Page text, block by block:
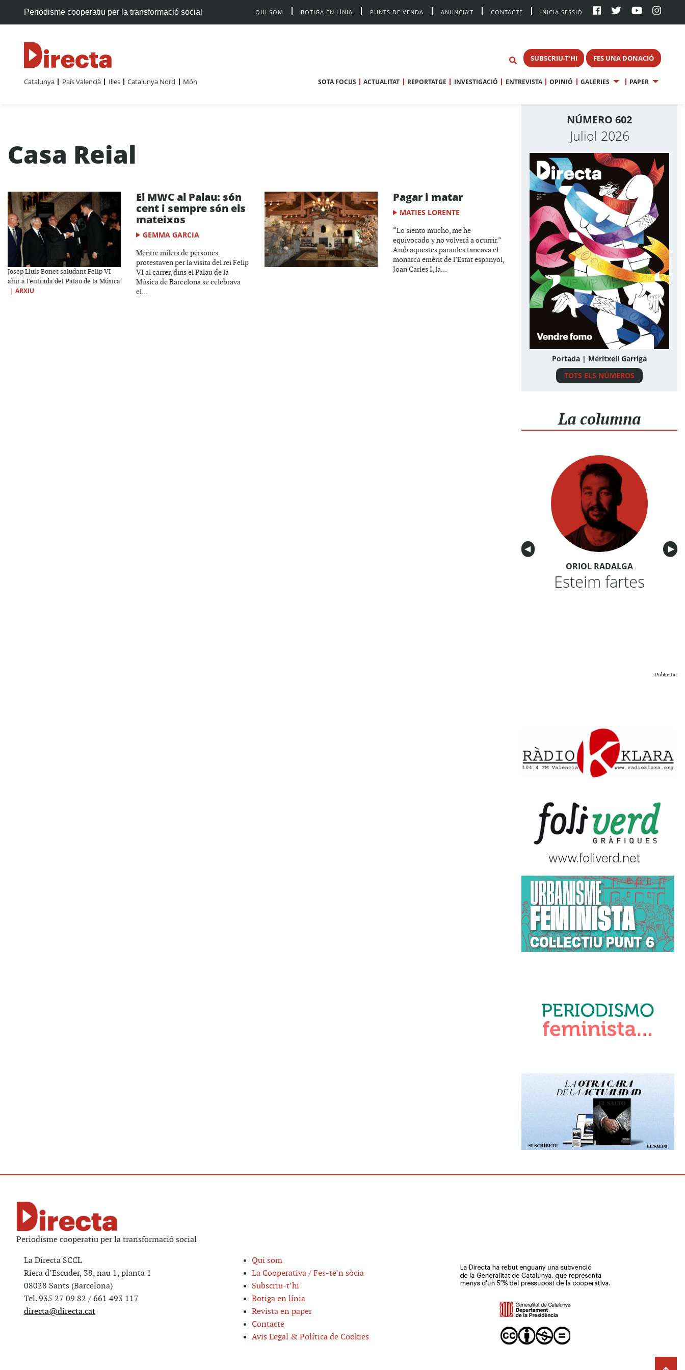
Periodisme cooperatiu per la transformació social QUI SOM BOTIGA EN LÍNIA PUNTS DE VENDA ANUNCIA’T CONTACTE INICIA SESSIÓ
SUBSCRIU-T'HI FES UNA DONACIÓ
Catalunya País Valencià Illes Catalunya Nord Món SOTA FOCUS ACTUALITAT REPORTATGE INVESTIGACIÓ ENTREVISTA OPINIÓ GALERIES PAPER
Casa Reial
Josep Lluís Bonet saludant Felip VI
ahir a l'entrada del Palau de la Música
| ARXIU
El MWC al Palau: són
cent i sempre són els
mateixos
GEMMA GARCIA
Mentre milers de persones
protestaven per la visita del rei Felip
VI al carrer, dins el Palau de la
Música de Barcelona se celebrava
el...
Pagar i matar
MATIES LORENTE
“Lo siento mucho, me he
equivocado y no volverá a ocurrir.”
Amb aquestes paraules tancava el
monarca emèrit de l’Estat espanyol,
Joan Carles I, la...
NÚMERO 602
Juliol 2026
Portada | Meritxell Garriga
TOTS ELS NÚMEROS
La columna
Anterior
◀︎ ▶︎
ORIOL RADALGA
Esteim fartes
Publicitat
Periodisme cooperatiu per la transformació social
La Directa SCCL
Riera d’Escuder, 38, nau 1, planta 1
08028 Sants (Barcelona)
Tel. 935 27 09 82 / 661 493 117
directa@directa.cat
Qui som
La Cooperativa / Fes-te’n sòcia
Subscriu-t’hi
Botiga en línia
Revista en paper
Contacte
Avis Legal & Política de Cookies